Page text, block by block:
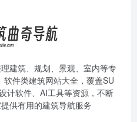
理建筑、规划、景观、室内等专
件类建筑网站大全，覆盖SU
计软件、AI工具等资源，不断
供有用的建筑导航服务